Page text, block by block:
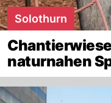
Solothurn
naturnahen